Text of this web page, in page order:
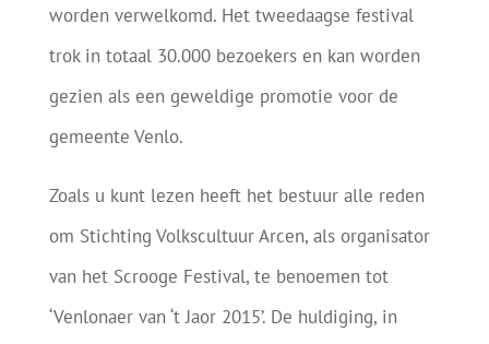
worden verwelkomd. Het tweedaagse festival
trok in totaal 30.000 bezoekers en kan worden
gezien als een geweldige promotie voor de
gemeente Venlo.
Zoals u kunt lezen heeft het bestuur alle reden
om Stichting Volkscultuur Arcen, als organisator
van het Scrooge Festival, te benoemen tot
‘Venlonaer van ‘t Jaor 2015’. De huldiging, in